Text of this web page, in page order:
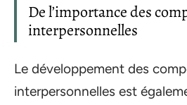
De l’importance des
interpersonnelles
Le développement des
interpersonnelles est